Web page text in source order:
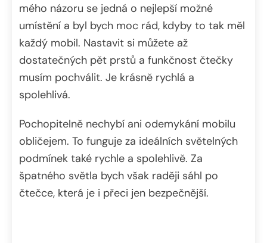
mého názoru se jedná o nejlepší možné
umístění a byl bych moc rád, kdyby to tak měl
každý mobil. Nastavit si můžete až
dostatečných pět prstů a funkčnost čtečky
musím pochválit. Je krásně rychlá a
spolehlivá.
Pochopitelně nechybí ani odemykání mobilu
obličejem. To funguje za ideálních světelných
podmínek také rychle a spolehlivě. Za
špatného světla bych však raději sáhl po
čtečce, která je i přeci jen bezpečnější.